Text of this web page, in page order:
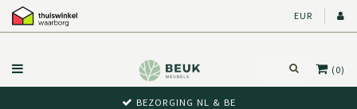
EUR
(0)
BEWUST RETOUR